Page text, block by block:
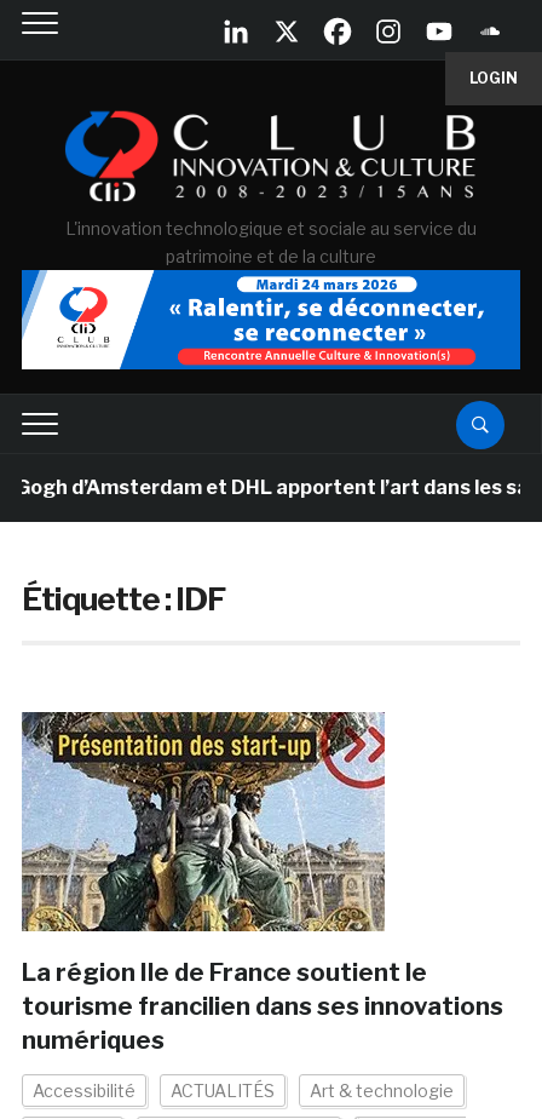
LOGIN
L'innovation technologique et sociale au service du
patrimoine et de la culture
d’Amsterdam et DHL apportent l’art dans les salles
Étiquette :IDF
La région Ile de France soutient le
tourisme francilien dans ses innovations
numériques
Accessibilité ACTUALITÉS Art & technologie